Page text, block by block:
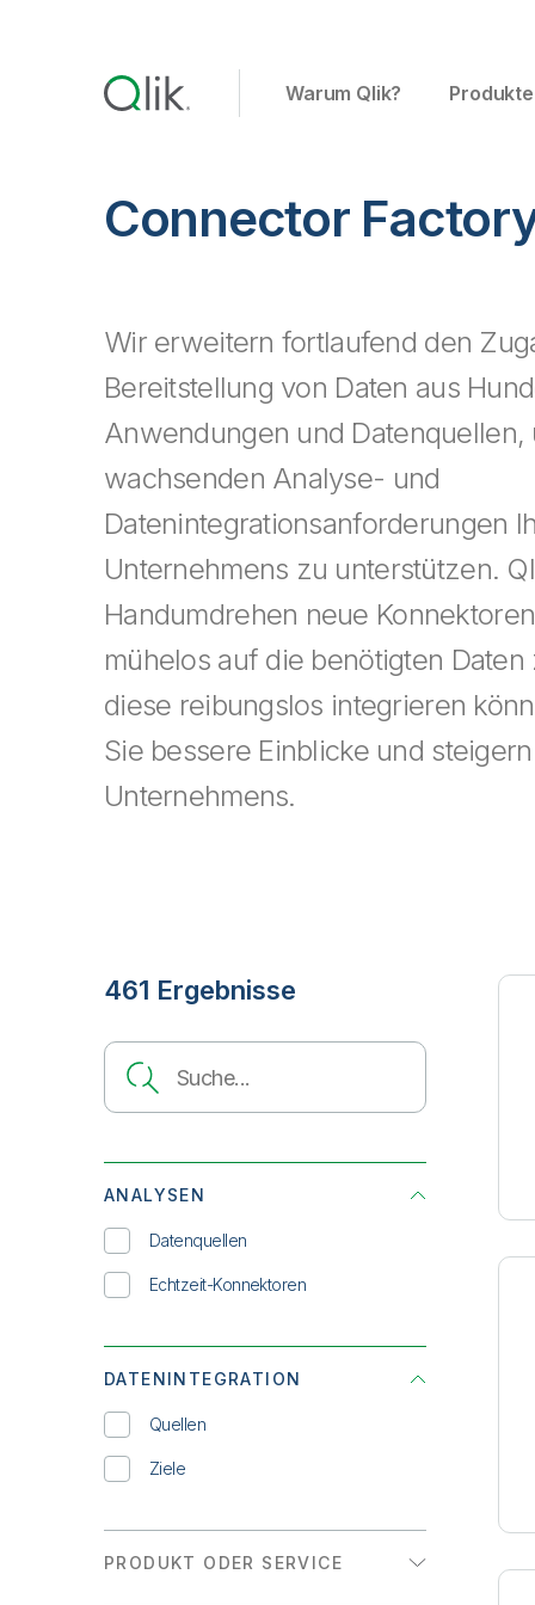
Warum Qlik? Produkte
Connector
Wir erweitern fortlaufend den
Bereitstellung von Daten aus
Anwendungen und Datenquellen,
wachsenden Analyse- und
Datenintegrationsanforderungen
Unternehmens zu unterstützen.
Handumdrehen neue
mühelos auf die benötigten
diese reibungslos integrieren
Sie bessere Einblicke und
Unternehmens.
461 Ergebnisse
Search
ANALYSEN
Datenquellen
Echtzeit-Konnektoren
DATENINTEGRATION
Quellen
Ziele
PRODUKT ODER SERVICE